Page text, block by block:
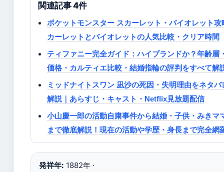
関連記事 4件
ポケットモンスター スカーレット・バイオレット攻
カーレットとバイオレットの人気比較・クリア時間
ティファニー完全ガイド：ハイブランドか？年齢層
価格・カルティエ比較・結婚指輪の評判をすべて解
ミッドナイトスワン 凪沙の死因・失明理由をネタバ
解説｜あらすじ・キャスト・Netflix見放題配信
小山慶一郎の活動自粛事件から結婚・子供・みきマ
まで徹底解説！現在の活動や学歴・身長まで完全網
発祥年: 1882年 ·